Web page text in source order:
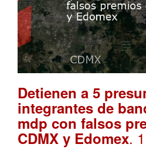
Detienen a 5
integrantes de
mdp con falsos
CDMX y Edomex.